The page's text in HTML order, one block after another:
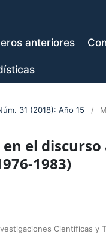
anteriores
31 (2018): Año 15 /
el
1983)
Científicas y